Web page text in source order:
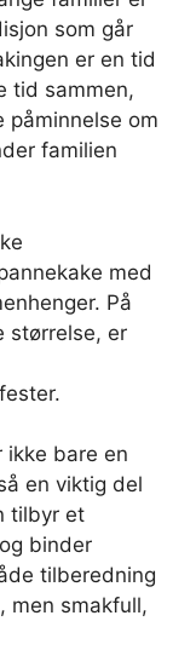
som går
er en tid
tid sammen,
påminnelse om
familien
med
På
størrelse, er
ikke bare en
en viktig del
tilbyr et
binder
tilberedning
men smakfull,